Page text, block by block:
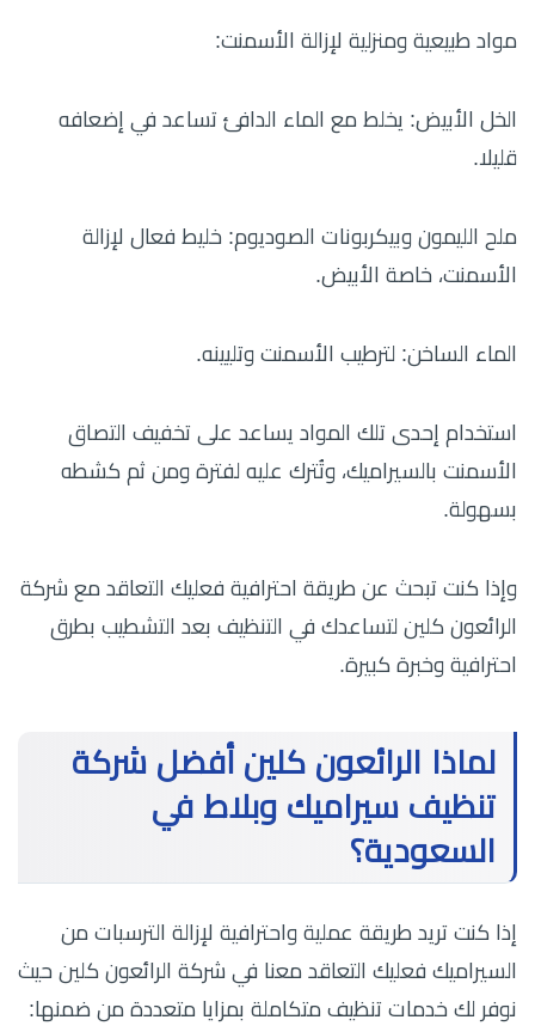
مواد طبيعية ومنزلية لإزالة الأسمنت:
الخل الأبيض: يخلط مع الماء الدافئ تساعد في إضعافه
قليلا.
ملح الليمون وبيكربونات الصوديوم: خليط فعال لإزالة
الأسمنت، خاصة الأبيض.
الماء الساخن: لترطيب الأسمنت وتليينه.
استخدام إحدى تلك المواد يساعد على تخفيف التصاق
الأسمنت بالسيراميك، وتُترك عليه لفترة ومن ثم كشطه
بسهولة.
وإذا كنت تبحث عن طريقة احترافية فعليك التعاقد مع شركة
الرائعون كلين لتساعدك في التنظيف بعد التشطيب بطرق
احترافية وخبرة كبيرة.
لماذا الرائعون كلين أفضل شركة
تنظيف سيراميك وبلاط في
السعودية؟
إذا كنت تريد طريقة عملية واحترافية لإزالة الترسبات من
السيراميك فعليك التعاقد معنا في شركة الرائعون كلين حيث
نوفر لك خدمات تنظيف متكاملة بمزايا متعددة من ضمنها: